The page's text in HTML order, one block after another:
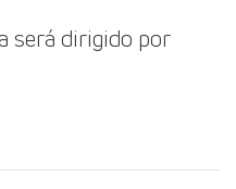
será dirigido por